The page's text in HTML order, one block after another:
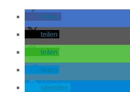
teilen
teilen
teilen
teilen
spenden